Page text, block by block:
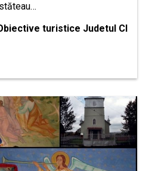
turistice Judetul Cl